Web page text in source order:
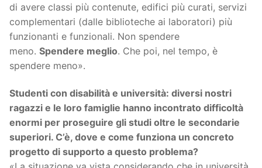
di avere classi più contenute, edifici più curati, servizi
complementari (dalle biblioteche ai laboratori) più
funzionanti e funzionali. Non spendere
meno. Spendere meglio. Che poi, nel tempo, è
spendere meno».
Studenti con disabilità e università: diversi nostri
ragazzi e le loro famiglie hanno incontrato difficoltà
enormi per proseguire gli studi oltre le secondarie
superiori. C’è, dove e come funziona un concreto
progetto di supporto a questo problema?